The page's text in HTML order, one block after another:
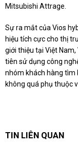
Mitsubishi Attrage.
Sự ra mắt của Vios
hiệu tích cực cho thị
giới thiệu tại Việt
tiên sử dụng công
nhóm khách hàng tìm
không quá phụ thuộc
TIN LIÊN QUAN